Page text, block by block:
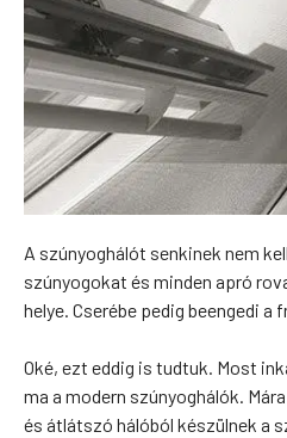
A szúnyoghálót senkinek nem
szúnyogokat és minden apró
helye. Cserébe pedig beengedi a
Oké, ezt eddig is tudtuk. Most
ma a modern szúnyoghálók.
és átlátszó hálóból készülnek a